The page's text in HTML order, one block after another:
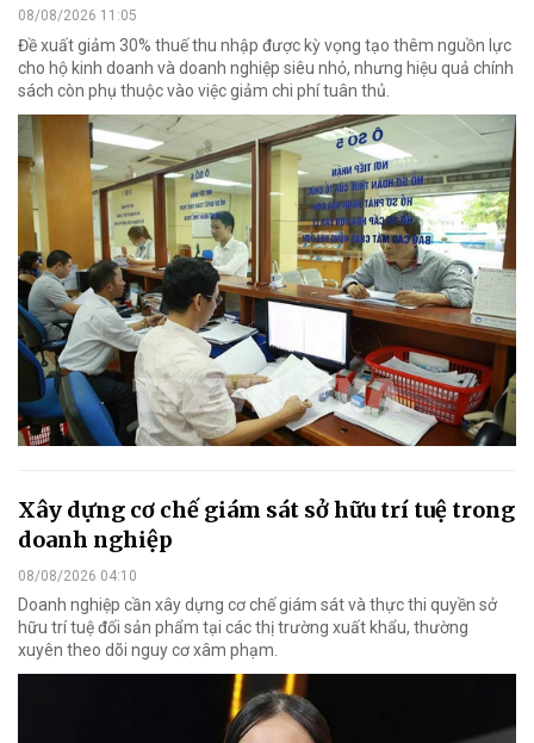
08/08/2026 11:05
Đề xuất giảm 30% thuế thu nhập được kỳ vọng tạo thêm nguồn lực
cho hộ kinh doanh và doanh nghiệp siêu nhỏ, nhưng hiệu quả chính
sách còn phụ thuộc vào việc giảm chi phí tuân thủ.
Xây dựng cơ chế giám sát sở hữu trí tuệ trong
doanh nghiệp
08/08/2026 04:10
Doanh nghiệp cần xây dựng cơ chế giám sát và thực thi quyền sở
hữu trí tuệ đối sản phẩm tại các thị trường xuất khẩu, thường
xuyên theo dõi nguy cơ xâm phạm.